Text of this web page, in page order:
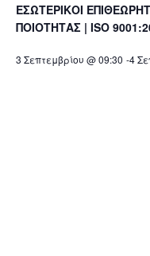
ΕΣΩΤΕΡΙΚΟΙ
ΠΟΙΟΤΗΤΑΣ | ISO
3 Σεπτεμβρίου @ 09:30 -4